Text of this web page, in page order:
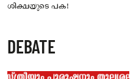
ശിക്ഷയുടെ പക!
DEBATE